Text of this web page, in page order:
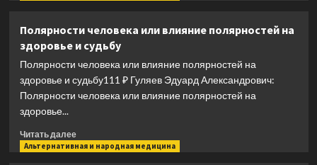
Мира.
Начало.
Замысел.
Планета
Полярности человека или влияние полярностей на
здоровье и судьбу
Полярности человека или влияние полярностей на
здоровье и судьбу111 ₽ Гуляев Эдуард Александрович:
Полярности человека или влияние полярностей на
здоровье...
Читать далееПрочитать
больше
Альтернативная и народная медицина